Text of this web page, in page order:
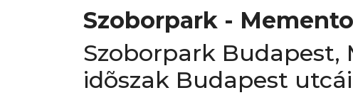
Szoborpark -
Szoborpark
idõszak Budapest